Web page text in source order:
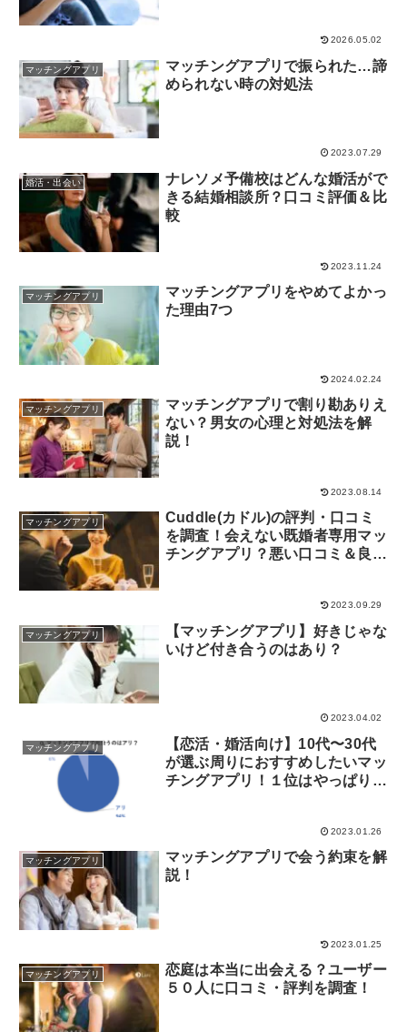
2026.05.02
マッチングアプリ
マッチングアプリで振られた…諦
められない時の対処法
2023.07.29
婚活・出会い
ナレソメ予備校はどんな婚活がで
きる結婚相談所？口コミ評価＆比
較
2023.11.24
マッチングアプリ
マッチングアプリをやめてよかっ
た理由7つ
2024.02.24
マッチングアプリ
マッチングアプリで割り勘ありえ
ない？男女の心理と対処法を解
説！
2023.08.14
マッチングアプリ
Cuddle(カドル)の評判・口コミ
を調査！会えない既婚者専用マッ
チングアプリ？悪い口コミ＆良い
2023.09.29
マッチングアプリ
【マッチングアプリ】好きじゃな
いけど付き合うのはあり？
2023.04.02
マッチングアプリ
【恋活・婚活向け】10代〜30代
が選ぶ周りにおすすめしたいマッ
チングアプリ！１位はやっぱり
2023.01.26
マッチングアプリ
マッチングアプリで会う約束を解
説！
2023.01.25
マッチングアプリ
恋庭は本当に出会える？ユーザー
５０人に口コミ・評判を調査！